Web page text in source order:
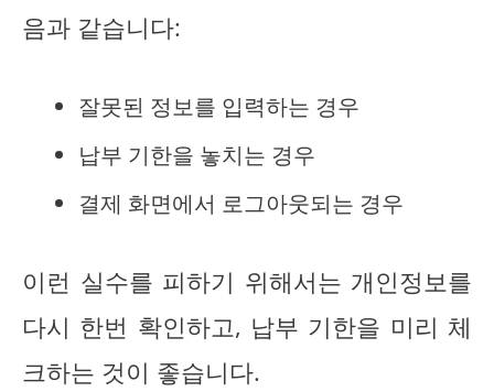
음과 같습니다:
잘못된 정보를 입력하는 경우
납부 기한을 놓치는 경우
결제 화면에서 로그아웃되는 경우
이런 실수를 피하기 위해서는 개인정보를
다시 한번 확인하고, 납부 기한을 미리 체
크하는 것이 좋습니다.